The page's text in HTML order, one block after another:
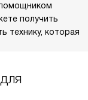
получить
технику, которая